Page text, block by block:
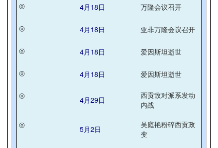
◎
4月18日 万隆会议召开
◎ 4月18日 亚非万隆会议召开
◎ 4月18日 爱因斯坦逝世
◎ 4月18日 爱因斯坦逝世
◎ 4月29日
西贡敌对派系发动
内战
◎
5月2日
吴庭艳粉碎西贡政
变